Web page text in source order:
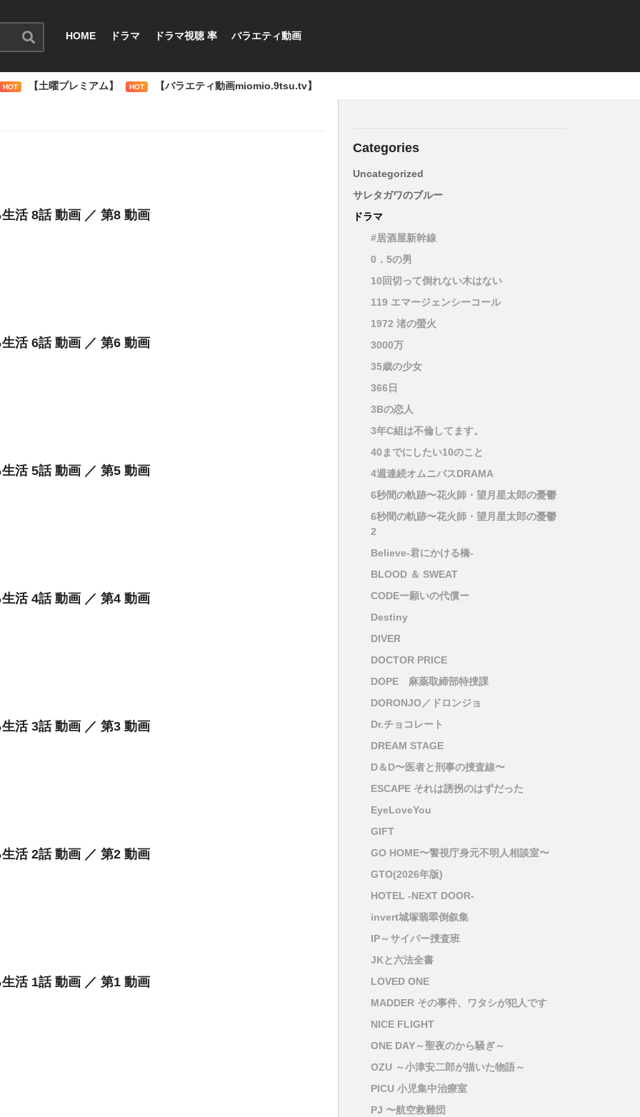
HOME ドラマ ドラマ視聴 率 バラエティ動画
HOT 【土曜プレミアム】 HOT 【バラエティ動画miomio.9tsu.tv】
活 8話 動画 ／ 第8 動画
活 6話 動画 ／ 第6 動画
活 5話 動画 ／ 第5 動画
活 4話 動画 ／ 第4 動画
活 3話 動画 ／ 第3 動画
活 2話 動画 ／ 第2 動画
活 1話 動画 ／ 第1 動画
Categories
Uncategorized
サレタガワのブルー
ドラマ
#居酒屋新幹線
0．5の男
10回切って倒れない木はない
119 エマージェンシーコール
1972 渚の螢火
3000万
35歳の少女
366日
3Bの恋人
3年C組は不倫してます。
40までにしたい10のこと
4週連続オムニバスDRAMA
6秒間の軌跡〜花火師・望月星太郎の憂鬱
6秒間の軌跡〜花火師・望月星太郎の憂鬱
2
Believe-君にかける橋-
BLOOD ＆ SWEAT
CODEー願いの代償ー
Destiny
DIVER
DOCTOR PRICE
DOPE 麻薬取締部特捜課
DORONJO／ドロンジョ
Dr.チョコレート
DREAM STAGE
D＆D〜医者と刑事の捜査線〜
ESCAPE それは誘拐のはずだった
EyeLoveYou
GIFT
GO HOME〜警視庁身元不明人相談室〜
GTO(2026年版)
HOTEL -NEXT DOOR-
invert城塚翡翠倒叙集
IP～サイバー捜査班
JKと六法全書
LOVED ONE
MADDER その事件、ワタシが犯人です
NICE FLIGHT
ONE DAY～聖夜のから騒ぎ～
OZU ～小津安二郎が描いた物語～
PICU 小児集中治療室
PJ 〜航空救難団